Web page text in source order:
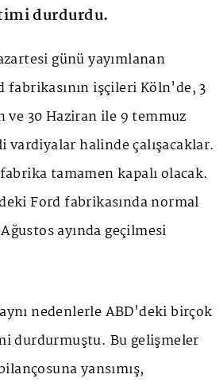
durdurdu.
günü yayımlanan
fabrikasının işçileri Köln'de, 3
ve 30 Haziran ile 9 temmuz
vardiyalar halinde çalışacaklar.
tamamen kapalı olacak.
Ford fabrikasında normal
ayında geçilmesi
nedenlerle ABD'deki birçok
durdurmuştu. Bu gelişmeler
yansımış,